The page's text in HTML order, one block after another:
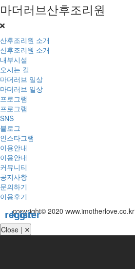
마더러브산후조리원
산후조리원 소개
산후조리원 소개
내부시설
오시는 길
마더러브 일상
마더러브 일상
프로그램
프로그램
SNS
블로그
인스타그램
이용안내
이용안내
커뮤니티
공지사항
문의하기
이용후기
register
login
copyright© 2020 www.imotherlove.co.kr
Close | ✕